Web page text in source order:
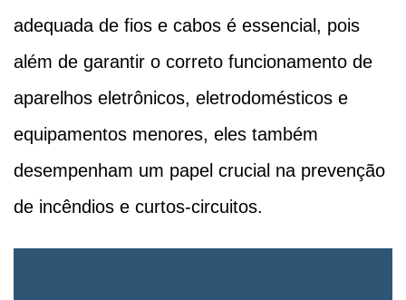
adequada de fios e cabos é essencial, pois
além de garantir o correto funcionamento de
aparelhos eletrônicos, eletrodomésticos e
equipamentos menores, eles também
desempenham um papel crucial na prevenção
de incêndios e curtos-circuitos.